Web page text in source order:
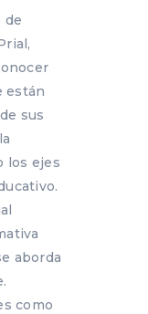
de
están
sus
los ejes
aborda
como